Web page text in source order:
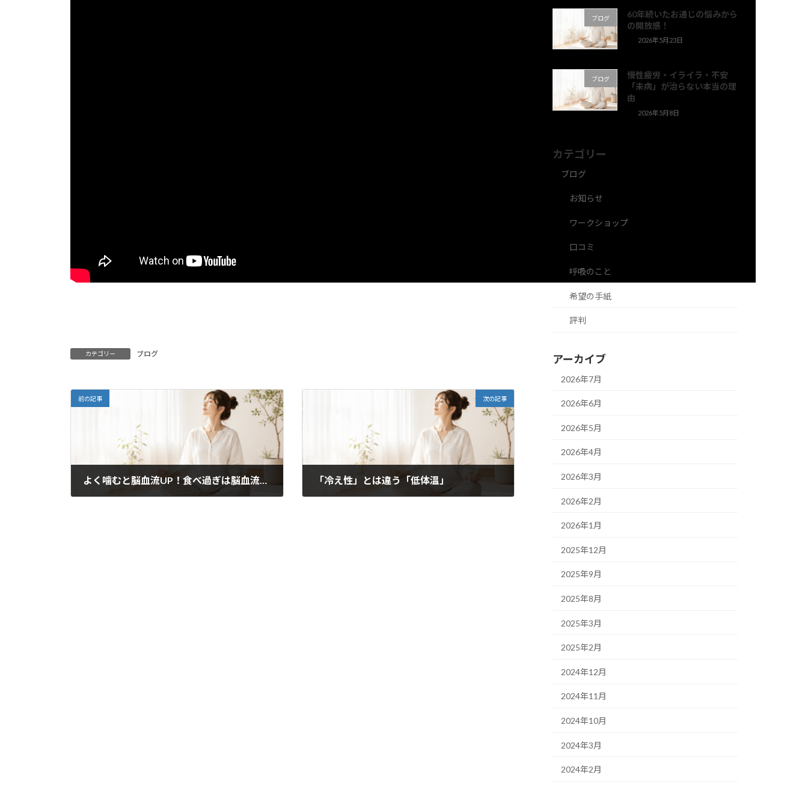
カテゴリー ブログ
前の記事
よく噛むと脳血流UP！食べ過ぎは脳血流低下
次の記事
「冷え性」とは違う「低体温」
ブログ
60年続いたお通じの悩みから
の開放感！
2026年5月23日
ブログ
慢性疲労・イライラ・不安
「未病」が治らない本当の理
由
2026年5月8日
カテゴリー
ブログ
お知らせ
ワークショップ
口コミ
呼吸のこと
希望の手紙
評判
アーカイブ
2026年7月
2026年6月
2026年5月
2026年4月
2026年3月
2026年2月
2026年1月
2025年12月
2025年9月
2025年8月
2025年3月
2025年2月
2024年12月
2024年11月
2024年10月
2024年3月
2024年2月